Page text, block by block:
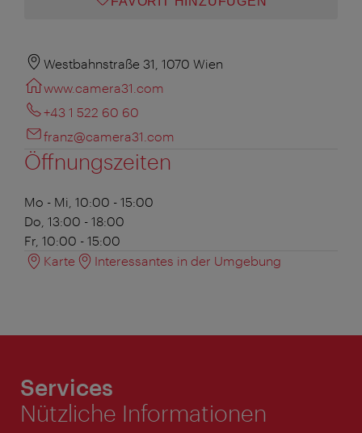
Westbahnstraße 31, 1070 Wien
www.camera31.com
+43 1 522 60 60
franz@camera31.com
Öffnungszeiten
Mo - Mi, 10:00 - 15:00
Do, 13:00 - 18:00
Fr, 10:00 - 15:00
Karte
Interessantes in der Umgebung
Services
Nützliche Informationen